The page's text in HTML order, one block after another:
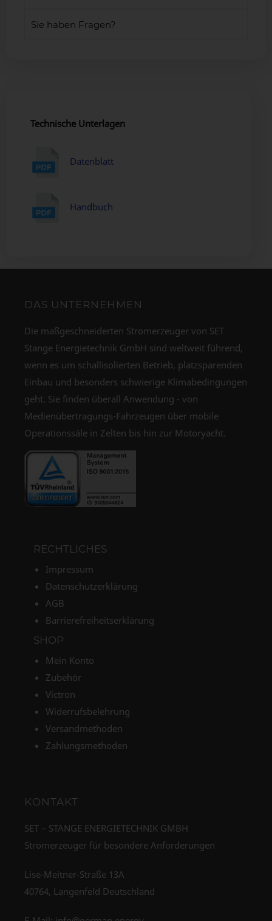
Sie haben Fragen?
Technische Unterlagen
Datenblatt
Handbuch
DAS UNTERNEHMEN
Die maßgeschneiderten Stromerzeuger von SET
Stange Energietechnik GmbH sind weltweit führend,
wenn es um schallisolierten Betrieb, platzsparenden
Einbau und besonders schwierige Klimabedingungen
geht. Sie finden überall Anwendung - von
Medienübertragungs-Fahrzeugen über mobile
Operationssäle in Zelten bis hin zur Motoryacht.
RECHTLICHES
Impressum
Datenschutzerklärung
AGB
Barrierefreiheitserklärung
SHOP
Mein Konto
Zubehör
Victron
Widerrufsbelehrung
Versandmethoden
Zahlungsmethoden
KONTAKT
SET – STANGE ENERGIETECHNIK GMBH
Stromerzeuger für besondere Anforderungen
Lise-Meitner-Straße 13A
40764, Langenfeld Deutschland